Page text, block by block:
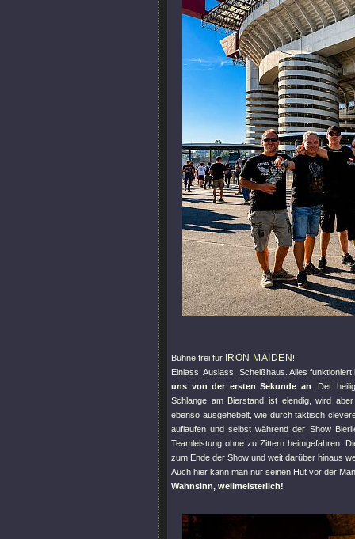
Bühne frei für IRON MAIDEN !
Einlass, Auslass, Scheißhaus. Alles
uns von der ersten Sekunde an . Der
Schlange am Bierstand ist elendig, wird
ebenso ausgehebelt, wie durch taktisch
auflaufen und selbst während der Show
Teamleistung ohne zu Zittern heimgefahren.
zum Ende der Show und weit darüber hinaus
Auch hier kann man nur seinen Hut vor der
Wahnsinn, weilmeisterlich!